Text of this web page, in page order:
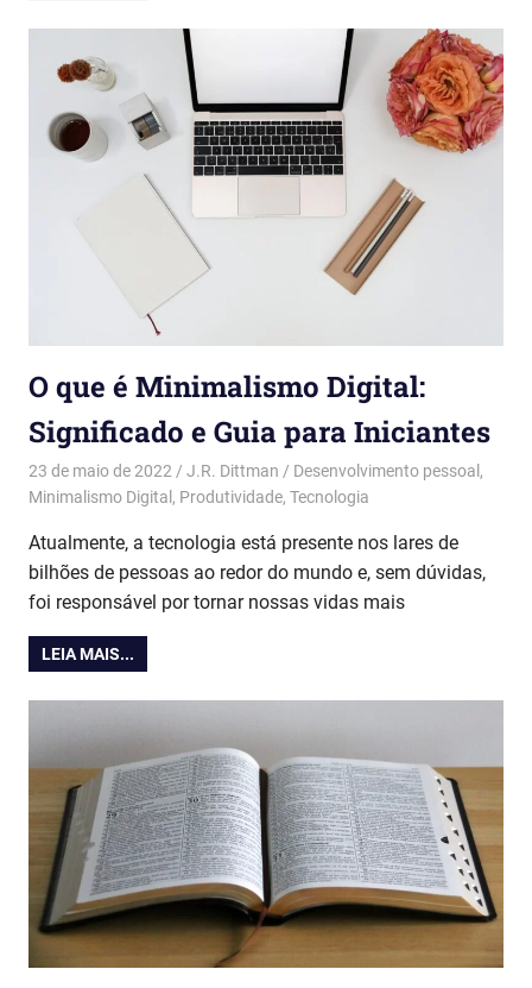
O que é Minimalismo Digital:
Significado e Guia para Iniciantes
23 de maio de 2022 J.R. Dittman Desenvolvimento pessoal ,
Minimalismo Digital , Produtividade, Tecnologia
Atualmente, a tecnologia está presente nos lares de
bilhões de pessoas ao redor do mundo e, sem dúvidas,
foi responsável por tornar nossas vidas mais
LEIA MAIS...